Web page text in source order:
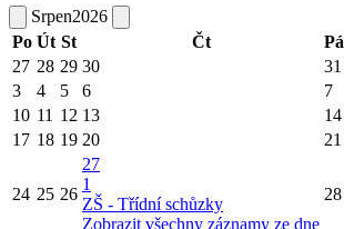
Srpen2026
Po Út St Čt Pá
27 28 29 30 31
3
4 5 6 7
10 11 12 13 14
17 18 19 20 21
24 25 26
27
1
ZŠ - Třídní schůzky
Zobrazit všechny záznamy ze dne
28